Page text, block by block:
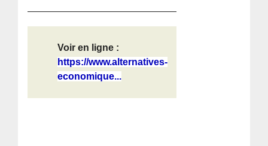
Voir en ligne :
https://www.alternatives-
economique...